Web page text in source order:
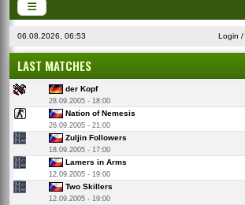
06.08.2026, 06:53 Login /
LAST MATCHES
der Kopf
28.09.2005 - 18:00
Nation of Nemesis
26.09.2005 - 21:00
Zuljin Followers
18.09.2005 - 17:00
Lamers in Arms
12.09.2005 - 19:00
Two Skillers
12.09.2005 - 19:00